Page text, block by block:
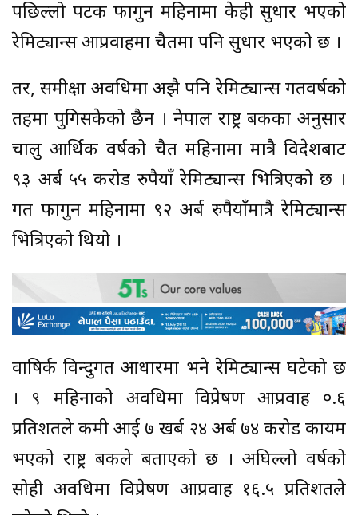
पछिल्लो पटक फागुन महिनामा केही सुधार भएको
रेमिट्यान्स आप्रवाहमा चैतमा पनि सुधार भएको छ ।
तर, समीक्षा अवधिमा अझै पनि रेमिट्यान्स गतवर्षको
तहमा पुगिसकेको छैन । नेपाल राष्ट्र बैंकका अनुसार
चालु आर्थिक वर्षको चैत महिनामा मात्रै विदेशबाट
९३ अर्ब ५५ करोड रुपैयाँ रेमिट्यान्स भित्रिएको छ ।
गत फागुन महिनामा ९२ अर्ब रुपैयाँमात्रै रेमिट्यान्स
भित्रिएको थियो ।
वाषिर्क विन्दुगत आधारमा भने रेमिट्यान्स घटेको छ
। ९ महिनाको अवधिमा विप्रेषण आप्रवाह ०.६
प्रतिशतले कमी आई ७ खर्ब २४ अर्ब ७४ करोड कायम
भएको राष्ट्र बैंकले बताएको छ । अघिल्लो वर्षको
सोही अवधिमा विप्रेषण आप्रवाह १६.५ प्रतिशतले